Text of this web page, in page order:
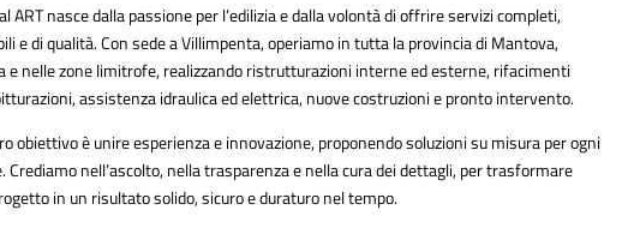
ART nasce dalla passione per l’edilizia e dalla volontà di offrire servizi completi,
e di qualità. Con sede a Villimpenta, operiamo in tutta la provincia di Mantova,
e nelle zone limitrofe, realizzando ristrutturazioni interne ed esterne, rifacimenti
assistenza idraulica ed elettrica, nuove costruzioni e pronto intervento.
obiettivo è unire esperienza e innovazione, proponendo soluzioni su misura per ogni
Crediamo nell’ascolto, nella trasparenza e nella cura dei dettagli, per trasformare
in un risultato solido, sicuro e duraturo nel tempo.